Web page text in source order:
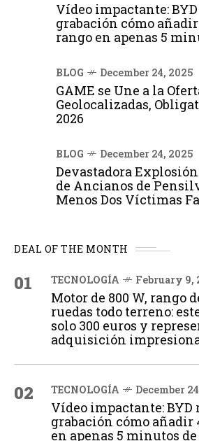
Vídeo impactante:
grabación cómo
rango en apenas 5
BLOG December 24, 2025
GAME se Une a la
Geolocalizadas,
2026
BLOG December 24, 2025
Devastadora
de Ancianos de
Menos Dos Víctimas
DEAL OF THE MONTH
01 TECNOLOGÍA February 9,
Motor de 800 W, rango
ruedas todo terreno:
solo 300 euros y
adquisición
02 TECNOLOGÍA December
Vídeo impactante: BYD
grabación cómo añadir
en apenas 5 minutos